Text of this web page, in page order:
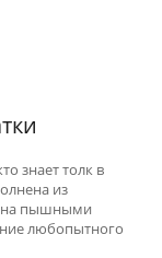
знает толк в
из
пышными
любопытного